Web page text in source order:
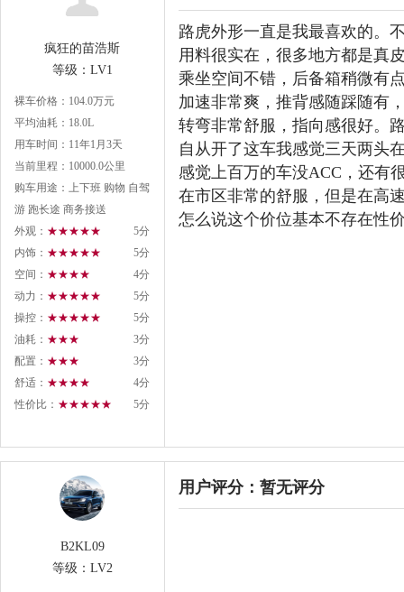
疯狂的苗浩斯
等级：LV1
裸车价格：104.0万元
平均油耗：18.0L
用车时间：11年1月3天
当前里程：10000.0公里
购车用途：上下班 购物 自驾
游 跑长途 商务接送
5分
外观： ★★★★★
5分
内饰： ★★★★★
4分
空间： ★★★★
5分
动力： ★★★★★
5分
操控： ★★★★★
3分
油耗： ★★★
3分
配置： ★★★
4分
舒适： ★★★★
5分
性价比： ★★★★★
路虎外形一直是我最喜欢的。
用料很实在，很多地方都是真
乘坐空间不错，后备箱稍微有
加速非常爽，推背感随踩随有
转弯非常舒服，指向感很好。
自从开了这车我感觉三天两头
感觉上百万的车没ACC，还有
在市区非常的舒服，但是在高
怎么说这个价位基本不存在性
B2KL09
等级：LV2
用户评分： 暂无评分